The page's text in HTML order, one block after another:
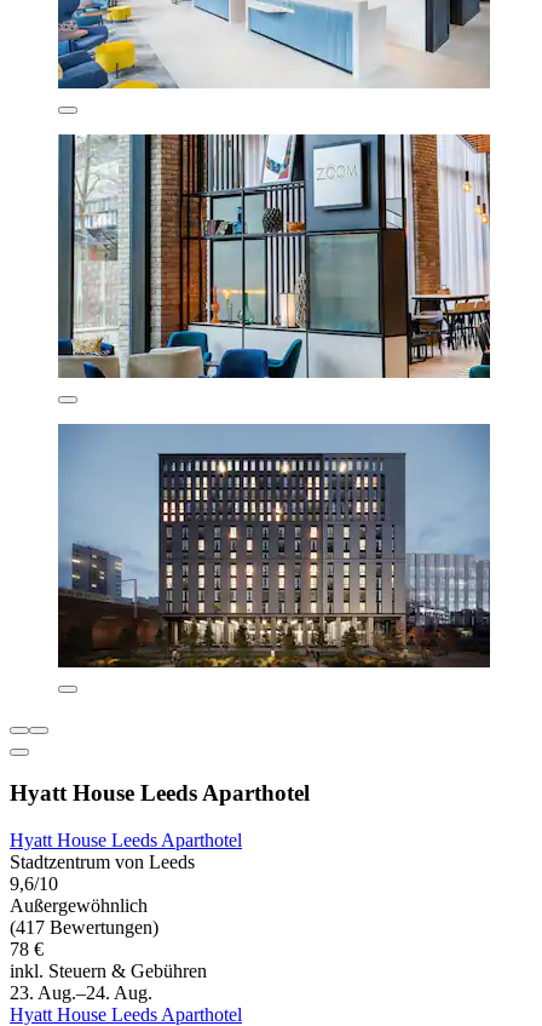
Hyatt House Leeds Aparthotel
Hyatt House Leeds Aparthotel
Stadtzentrum von Leeds
9,6/10
Außergewöhnlich
(417 Bewertungen)
78 €
inkl. Steuern & Gebühren
23. Aug.–24. Aug.
Hyatt House Leeds Aparthotel